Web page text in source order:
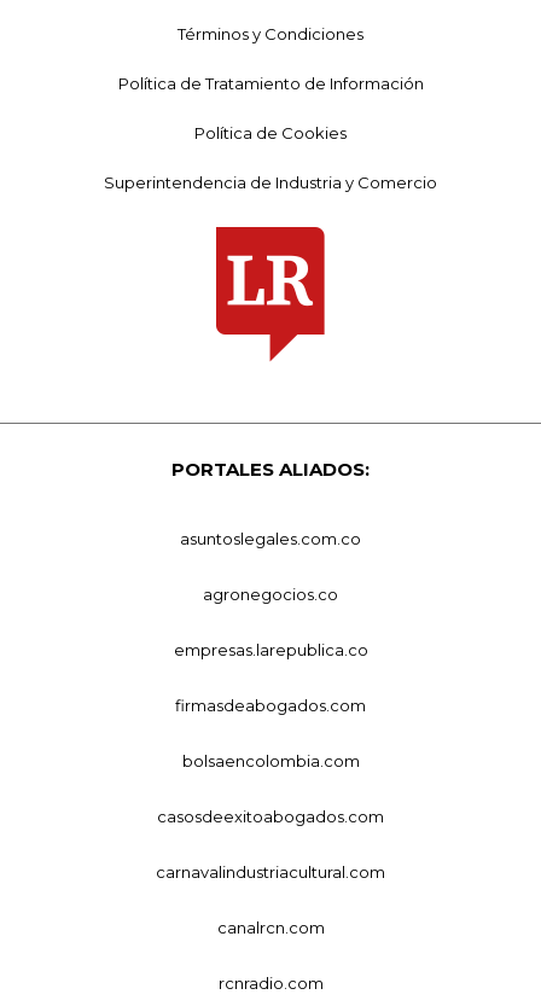
Términos y Condiciones
Política de Tratamiento de Información
Política de Cookies
Superintendencia de Industria y Comercio
PORTALES ALIADOS:
asuntoslegales.com.co
agronegocios.co
empresas.larepublica.co
firmasdeabogados.com
bolsaencolombia.com
casosdeexitoabogados.com
carnavalindustriacultural.com
canalrcn.com
rcnradio.com